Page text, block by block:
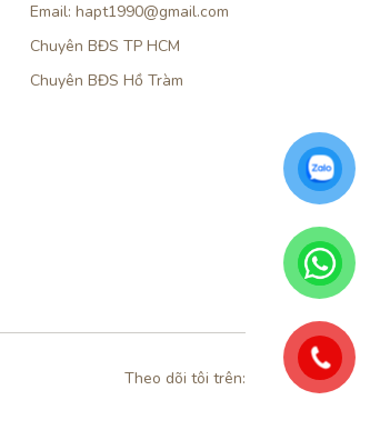
Email: hapt1990@gmail.com
Chuyên BĐS TP HCM
Chuyên BĐS Hồ Tràm
Theo dõi tôi trên: